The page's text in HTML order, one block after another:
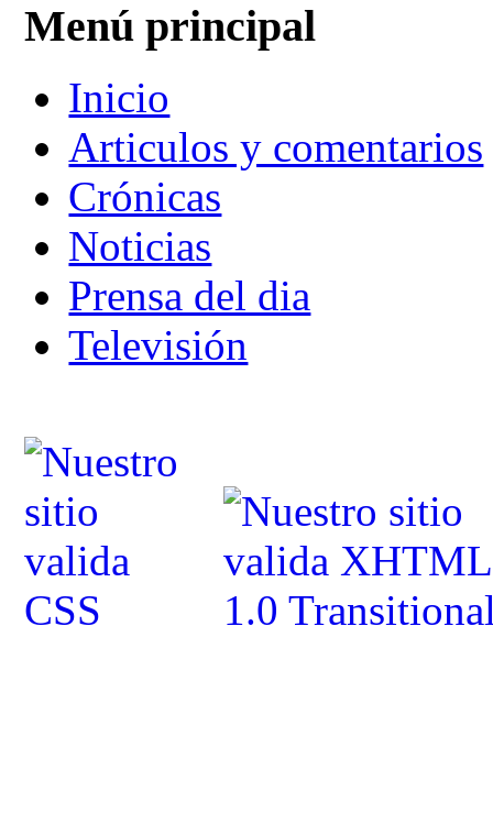
Menú principal
Inicio
Articulos y comentarios
Crónicas
Noticias
Prensa del dia
Televisión